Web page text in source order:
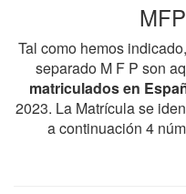
Tal como hemos
separado M F P son
matriculados en
2023. La Matrícula se
a continuación 4